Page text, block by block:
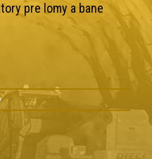
pre lomy a bane